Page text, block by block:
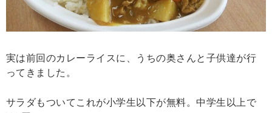
実は前回のカレーライスに、うちの奥さんと子供達が行
ってきました。
サラダもついてこれが小学生以下が無料。中学生以上で